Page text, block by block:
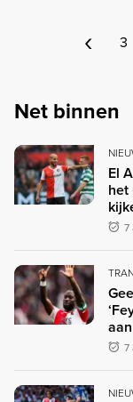
‹ 3
Net binnen
El
het
7
7